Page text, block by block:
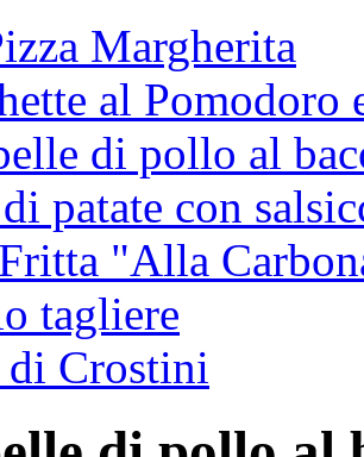
Margherita
al Pomodoro
di pollo al
patate con
"Alla
tagliere
di Crostini